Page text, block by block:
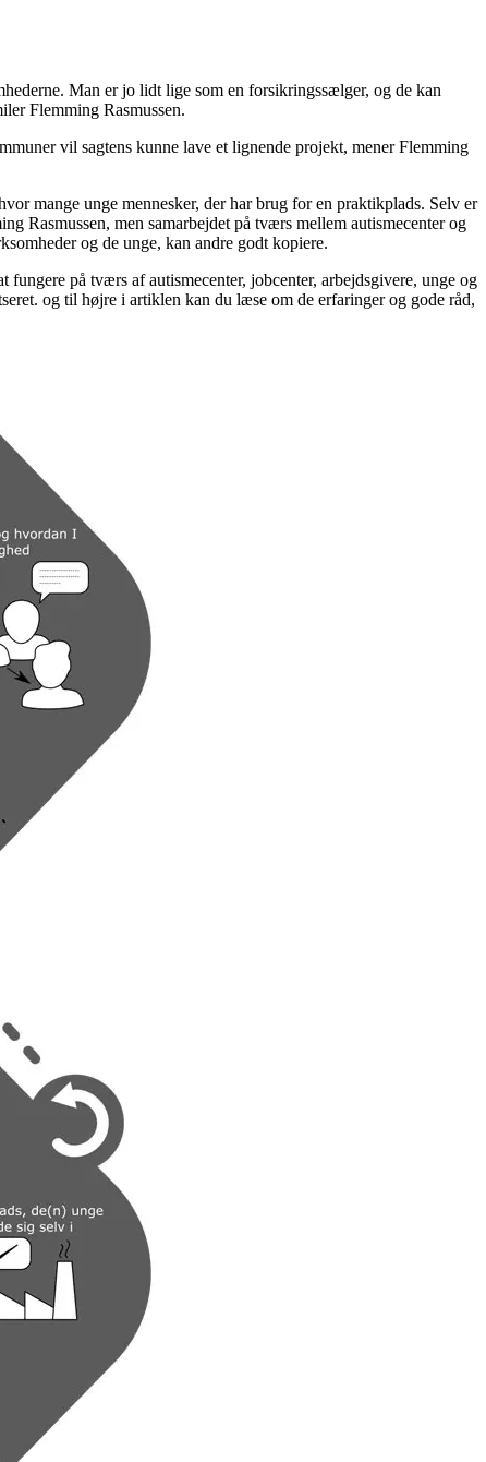
Man er jo lidt lige som en forsikringssælger, og de kan
Flemming Rasmussen.
vil sagtens kunne lave et lignende projekt, mener Flemming
mange unge mennesker, der har brug for en praktikplads. Selv er
Rasmussen, men samarbejdet på tværs mellem autismecenter og
og de unge, kan andre godt kopiere.
på tværs af autismecenter, jobcenter, arbejdsgivere, unge og
og til højre i artiklen kan du læse om de erfaringer og gode råd,